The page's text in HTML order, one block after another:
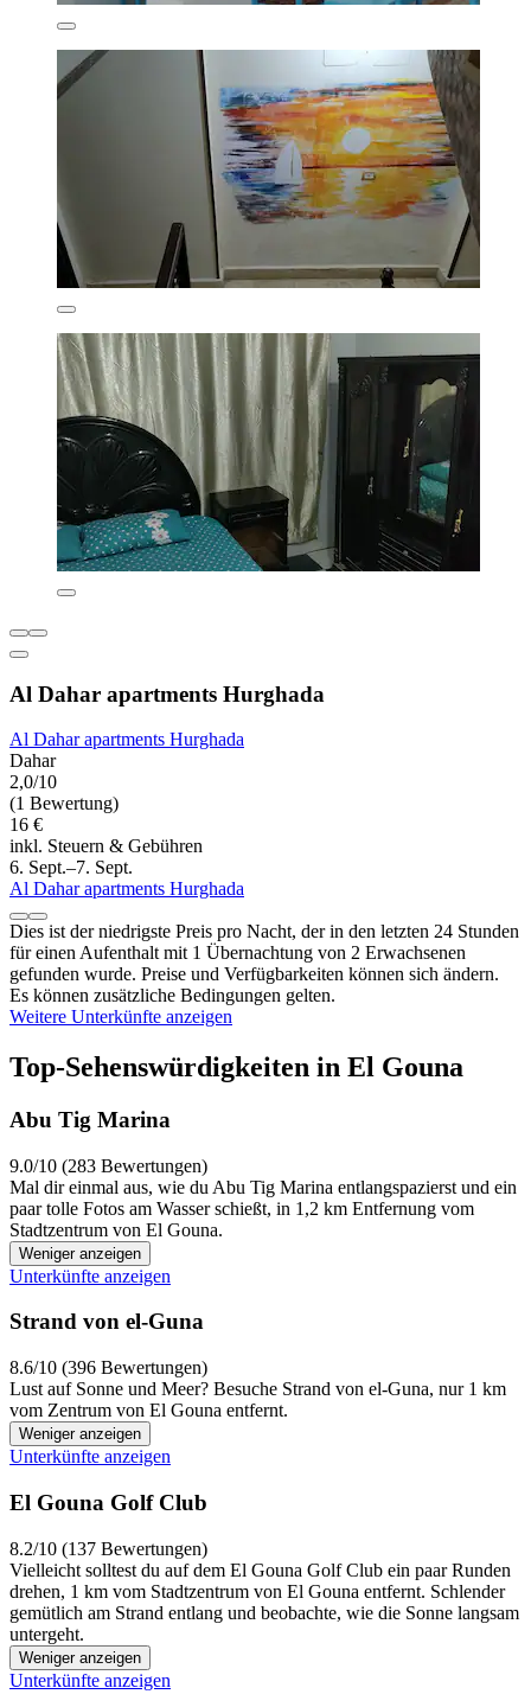
Al Dahar apartments Hurghada
Al Dahar apartments Hurghada
Dahar
2,0/10
(1 Bewertung)
16 €
inkl. Steuern & Gebühren
6. Sept.–7. Sept.
Al Dahar apartments Hurghada
Dies ist der niedrigste Preis pro Nacht, der in den letzten 24 Stunden
für einen Aufenthalt mit 1 Übernachtung von 2 Erwachsenen
gefunden wurde. Preise und Verfügbarkeiten können sich ändern.
Es können zusätzliche Bedingungen gelten.
Weitere Unterkünfte anzeigen
Top-Sehenswürdigkeiten in El Gouna
Abu Tig Marina
9.0/10 (283 Bewertungen)
Mal dir einmal aus, wie du Abu Tig Marina entlangspazierst und ein
paar tolle Fotos am Wasser schießt, in 1,2 km Entfernung vom
Stadtzentrum von El Gouna.
Weniger anzeigen
Unterkünfte anzeigen
Strand von el-Guna
8.6/10 (396 Bewertungen)
Lust auf Sonne und Meer? Besuche Strand von el-Guna, nur 1 km
vom Zentrum von El Gouna entfernt.
Weniger anzeigen
Unterkünfte anzeigen
El Gouna Golf Club
8.2/10 (137 Bewertungen)
Vielleicht solltest du auf dem El Gouna Golf Club ein paar Runden
drehen, 1 km vom Stadtzentrum von El Gouna entfernt. Schlender
gemütlich am Strand entlang und beobachte, wie die Sonne langsam
untergeht.
Weniger anzeigen
Unterkünfte anzeigen